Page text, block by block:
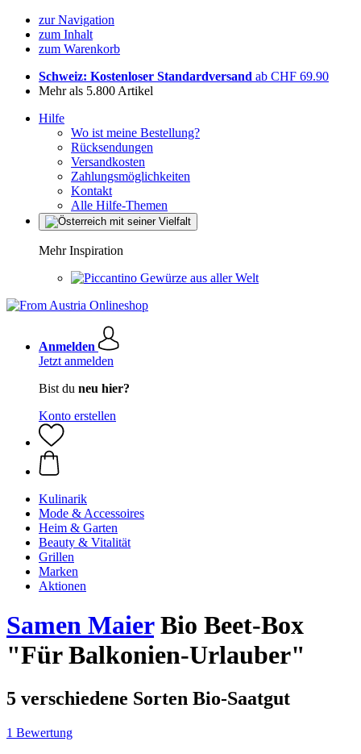
zur Navigation
zum Inhalt
zum Warenkorb
Schweiz: Kostenloser Standardversand ab CHF 69.90
Mehr als 5.800 Artikel
Hilfe
Wo ist meine Bestellung?
Rücksendungen
Versandkosten
Zahlungsmöglichkeiten
Kontakt
Alle Hilfe-Themen
Mehr Inspiration
Gewürze aus aller Welt
Anmelden
Jetzt anmelden
Bist du neu hier?
Konto erstellen
Kulinarik
Mode & Accessoires
Heim & Garten
Beauty & Vitalität
Grillen
Marken
Aktionen
Samen MaierBio Beet-Box
"Für Balkonien-Urlauber"
5 verschiedene Sorten Bio-Saatgut
1 Bewertung